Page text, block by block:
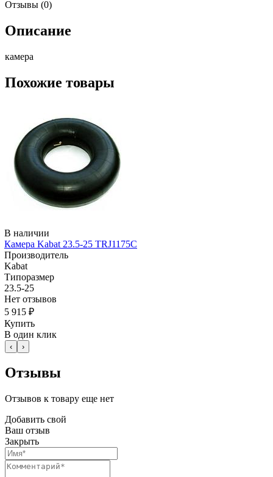
Отзывы (0)
Описание
камера
Похожие товары
В наличии
Камера Kabat 23.5-25 TRJ1175C
Производитель
Kabat
Типоразмер
23.5-25
Нет отзывов
5 915 ₽
Купить
В один клик
‹ ›
Отзывы
Отзывов к товару еще нет
Добавить свой
Ваш отзыв
Закрыть